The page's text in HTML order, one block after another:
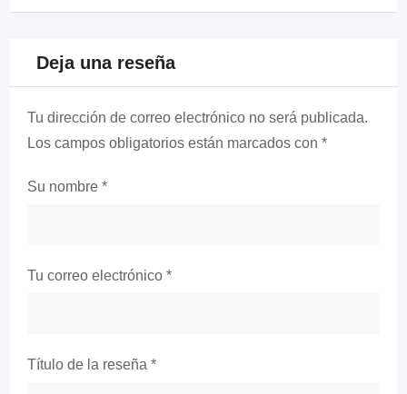
Deja una reseña
Tu dirección de correo electrónico no será publicada.
Los campos obligatorios están marcados con *
Su nombre *
Tu correo electrónico *
Título de la reseña *